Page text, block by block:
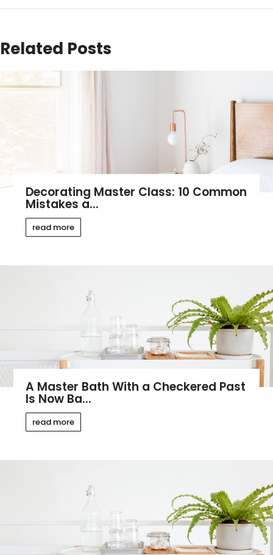
Related Posts
Decorating Master Class: 10 Common
Mistakes a...
read more
A Master Bath With a Checkered Past
Is Now Ba...
read more